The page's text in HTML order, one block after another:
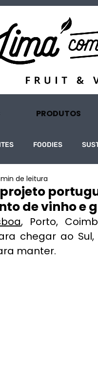
PRODUTOS
FOODIES
ECONOMIA
de vinho e
de leitura
, Porto,
chegar ao
manter.